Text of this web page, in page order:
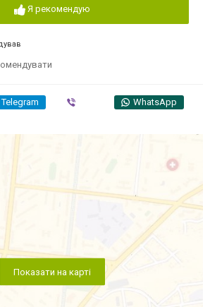
Я рекомендую
Telegram WhatsApp
Показати на карті